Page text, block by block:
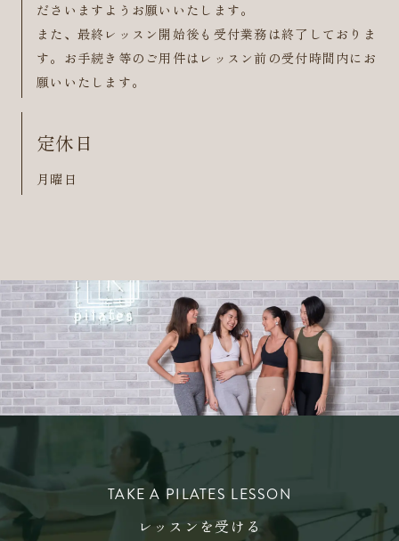
ださいますようお願いいたします。
また、最終レッスン開始後も受付業務は終了しておりま
す。お手続き等のご用件はレッスン前の受付時間内にお
願いいたします。
定休日
月曜日
TAKE A PILATES LESSON
レッスンを受ける